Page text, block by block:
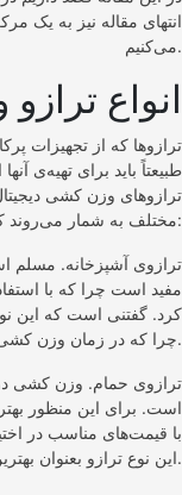
انتهای مقاله نیز به یک
می‌کنیم.
انواع
ترازوها که از تجهیزات
طبیعتاً باید برای تهیه‌ی
ترازوهای وزن کشی
مختلف به شمار می‌روند که در ادامه به مهم‌ترین آنها اشاره می‌کنیم:
مفید است چرا که با
کرد. گفتنی است که این
چرا که در زمان وزن کشی نیاز به ظروف دیگر وجود ندارد.
است. برای این منظور
با قیمت‌های مناسب در
این نوع ترازو بعنوان بهترین ترازو وزن کشی انسان یاد می‌شود.